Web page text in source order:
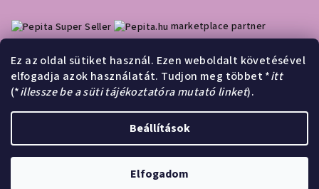
Ez az oldal sütiket használ. Ezen weboldalt követésével
elfogadja azok használatát. Tudjon meg többet *itt
(*illessze be a süti tájékoztatóra mutató linket).
Beállítások
Elfogadom
marketplace partner
Olcsóbbat.hu
Á
k
Árukereső.hu